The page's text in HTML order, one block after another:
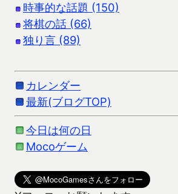
時事的な話題 (150)
将棋の話 (66)
独り言 (89)
カレンダー
最新(ブログTOP)
今日は何の日
Mocoゲーム